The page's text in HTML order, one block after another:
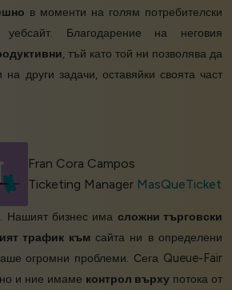
в моменти на голям потребителски
Благодарение на неговия
, тъй като той ни позволява да
други задачи, оставяйки своята част
Fran Cora Campos
Ticketing Manager MasQueTicket
. Нашият бизнес има сложни търговски
трафик къмсайта ни в определени
огромни проблеми. Сега Queue-Fair
и ние имаме контрол върху потока от